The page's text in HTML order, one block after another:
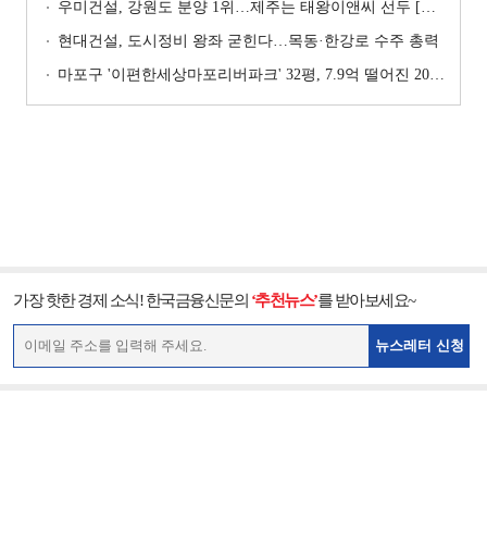
우미건설, 강원도 분양 1위…제주는 태왕이앤씨 선두 [이 지역 분양왕-강원·제주]
현대건설, 도시정비 왕좌 굳힌다…목동·한강로 수주 총력
마포구 '이편한세상마포리버파크' 32평, 7.9억 떨어진 20.4억원에 거래 [일일 하락가]
가장 핫한 경제 소식! 한국금융신문의 ‘추천뉴스’를 받아보세요~
뉴스레터 신청